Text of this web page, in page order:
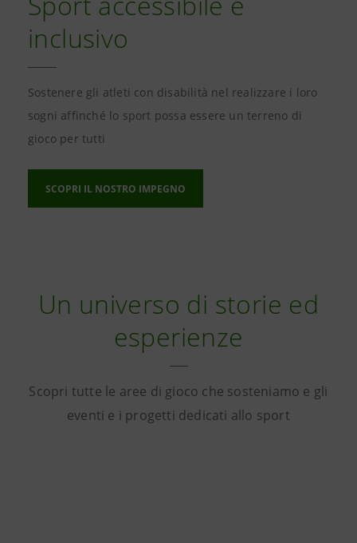
inclusivo
Sostenere gli atleti con disabilità nel realizzare i loro
sogni affinché lo sport possa essere un terreno di
gioco per tutti
SCOPRI IL NOSTRO IMPEGNO
Un universo di storie ed
esperienze
Scopri tutte le aree di gioco che sosteniamo e gli
eventi e i progetti dedicati allo sport